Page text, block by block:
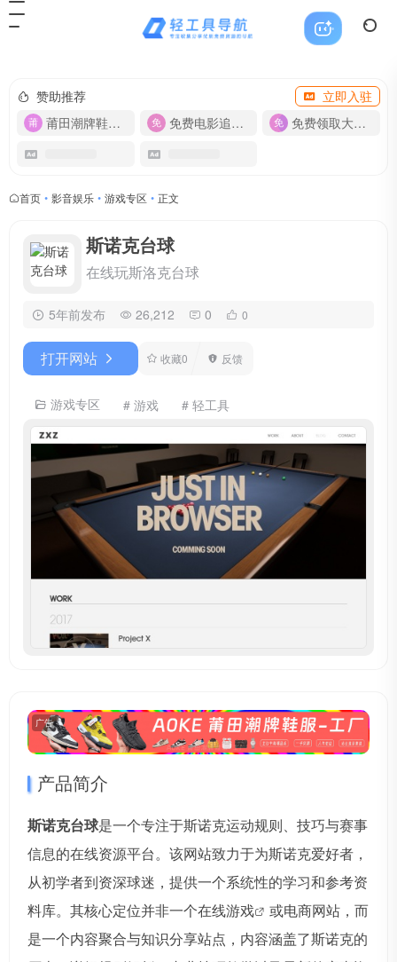
赞助推荐
立即入驻
莆田潮牌鞋服-货源
免费电影追剧APP 免费领取大流量卡【500G】
首页 • 影音娱乐 • 游戏专区 • 正文
斯诺克台球
在线玩斯洛克台球
5年前发布 26,212 0 0
打开网站 收藏0 反馈
游戏专区 # 游戏 # 轻工具
广告
产品简介
斯诺克台球是一个专注于斯诺克运动规则、技巧与赛事
信息的在线资源平台。该网站致力于为斯诺克爱好者，
从初学者到资深球迷，提供一个系统性的学习和参考资
料库。其核心定位并非一个在线游戏
或电商网站，而
是一个内容聚合与知识分享站点，内容涵盖了斯诺克的